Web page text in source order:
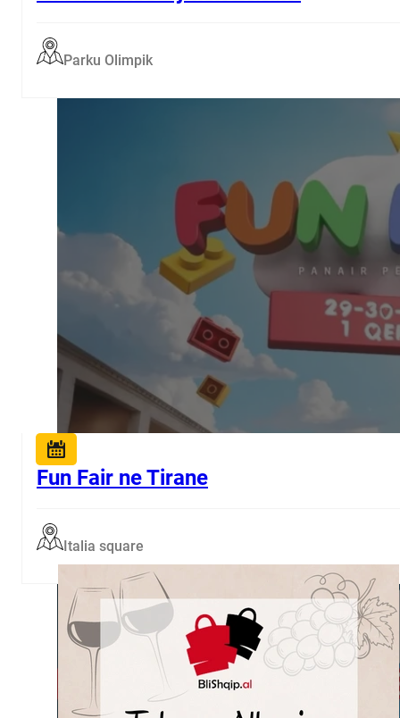
Parku Olimpik
Fun Fair ne Tirane
Italia square